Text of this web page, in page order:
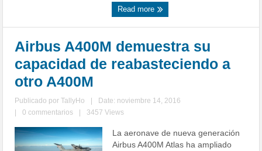
Read more
Airbus A400M demuestra su
capacidad de reabasteciendo a
otro A400M
Publicado porTallyHo
Date: noviembre 14, 2016
0 commentarios 3457 Views
La aeronave de nueva generación
Airbus A400M Atlas ha ampliado